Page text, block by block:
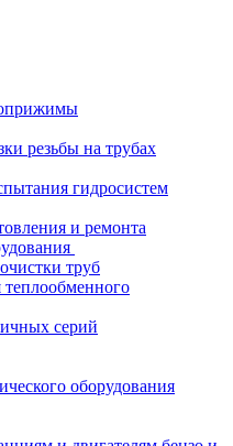
резьбы на трубах
гидросистем
и ремонта
труб
теплообменного
серий
оборудования